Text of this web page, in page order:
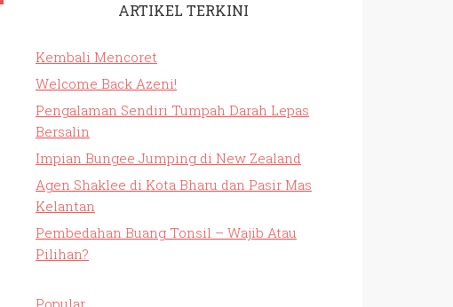
ARTIKEL TERKINI
Kembali Mencoret
Welcome Back Azeni!
Pengalaman Sendiri Tumpah Darah Lepas
Bersalin
Impian Bungee Jumping di New Zealand
Agen Shaklee di Kota Bharu dan Pasir Mas
Kelantan
Pembedahan Buang Tonsil – Wajib Atau
Pilihan?
Popular